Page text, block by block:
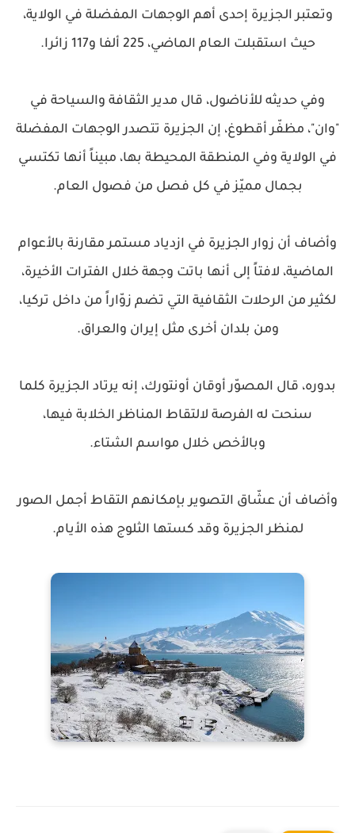
وتعتبر الجزيرة إحدى أهم الوجهات المفضلة في الولاية،
حيث استقبلت العام الماضي، 225 ألفا و117 زائرا.
وفي حديثه للأناضول، قال مدير الثقافة والسياحة في
"وان"، مظفّر أقطوغ، إن الجزيرة تتصدر الوجهات المفضلة
في الولاية وفي المنطقة المحيطة بها، مبيناً أنها تكتسي
بجمال مميّز في كل فصل من فصول العام.
وأضاف أن زوار الجزيرة في ازدياد مستمر مقارنة بالأعوام
الماضية، لافتاً إلى أنها باتت وجهة خلال الفترات الأخيرة،
لكثير من الرحلات الثقافية التي تضم زوّاراً من داخل تركيا،
ومن بلدان أخرى مثل إيران والعراق.
بدوره، قال المصوّر أوقان أونتورك، إنه يرتاد الجزيرة كلما
سنحت له الفرصة لالتقاط المناظر الخلابة فيها،
وبالأخص خلال مواسم الشتاء.
وأضاف أن عشّاق التصوير بإمكانهم التقاط أجمل الصور
لمنظر الجزيرة وقد كستها الثلوج هذه الأيام.